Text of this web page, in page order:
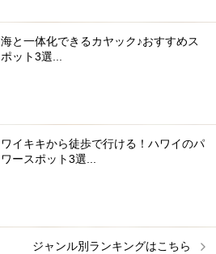
海と一体化できるカヤック♪おすすめス
ポット3選...
ワイキキから徒歩で行ける！ハワイのパ
ワースポット3選...
ジャンル別ランキングはこちら